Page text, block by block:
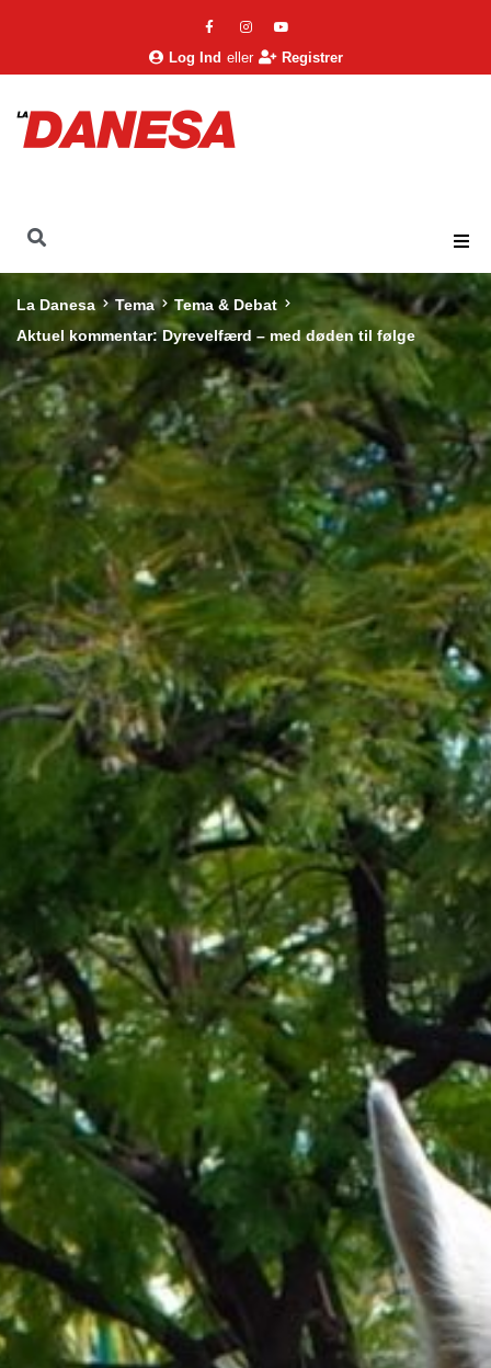
Log Ind eller Registrer
La Danesa Tema
Tema & Debat
Aktuel kommentar: Dyrevelfærd – med døden til følge